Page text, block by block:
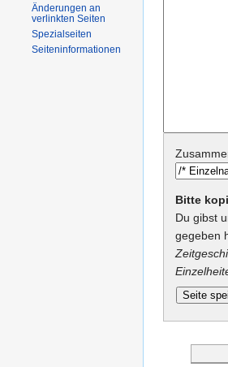
Bitte
Du gibst
gegeben
Änderungen an
verlinkten Seiten
Spezialseiten
Seiteninformationen